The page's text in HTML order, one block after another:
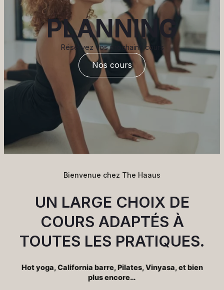
PLANNING
Réservez vos prochains cours
Nos cours
Bienvenue chez The Haaus
UN LARGE CHOIX DE
COURS ADAPTÉS À
TOUTES LES PRATIQUES.
Hot yoga, California barre, Pilates, Vinyasa, et bien
plus encore…